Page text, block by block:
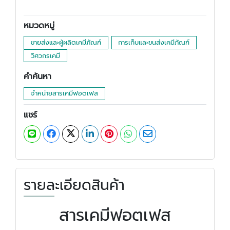
หมวดหมู่
ขายส่งและผู้ผลิตเคมีภัณฑ์
การเก็บและขนส่งเคมีภัณฑ์
วิศวกรเคมี
คำค้นหา
จำหน่ายสารเคมีฟอตเฟส
แชร์
รายละเอียดสินค้า
สารเคมีฟอตเฟส